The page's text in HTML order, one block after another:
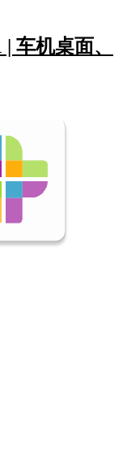
车机桌面、